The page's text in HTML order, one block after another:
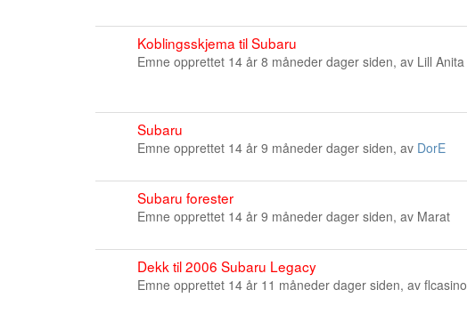
Koblingsskjema til Subaru
Emne opprettet 14 år 8 måneder dager siden, av Lill Anita
Subaru
Emne opprettet 14 år 9 måneder dager siden, av DorE
Subaru forester
Emne opprettet 14 år 9 måneder dager siden, av Marat
Dekk til 2006 Subaru Legacy
Emne opprettet 14 år 11 måneder dager siden, av flcasino